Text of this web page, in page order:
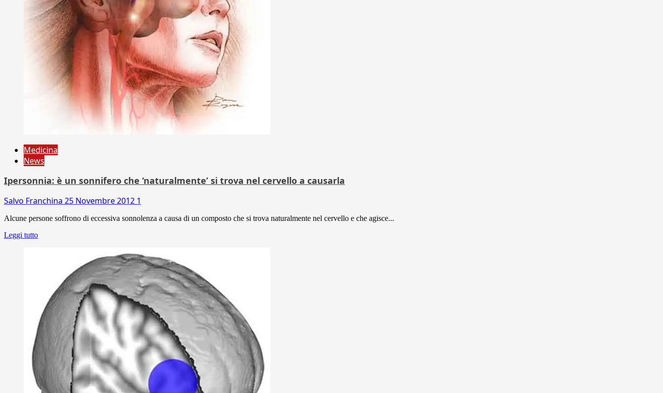
Medicina
News
Ipersonnia: è un sonnifero che ‘naturalmente’ si trova nel cervello a causarla
Salvo Franchina 25 Novembre 2012 1
Alcune persone soffrono di eccessiva sonnolenza a causa di un composto che si trova naturalmente nel cervello e che agisce...
Leggi tutto